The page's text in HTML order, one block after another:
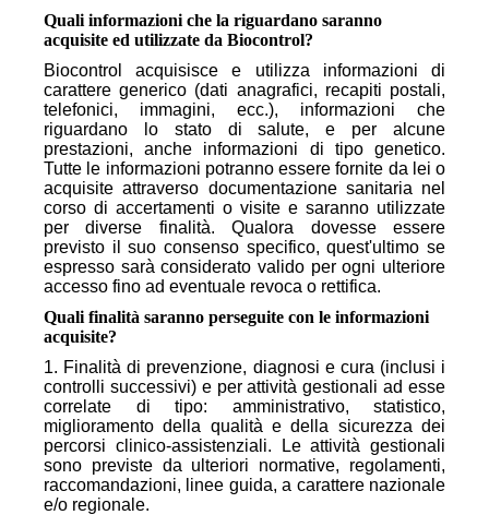
Quali informazioni che la riguardano saranno
acquisite ed utilizzate da Biocontrol?
Biocontrol acquisisce e utilizza informazioni di
carattere generico (dati anagrafici, recapiti postali,
telefonici, immagini, ecc.), informazioni che
riguardano lo stato di salute, e per alcune
prestazioni, anche informazioni di tipo genetico.
Tutte le informazioni potranno essere fornite da lei o
acquisite attraverso documentazione sanitaria nel
corso di accertamenti o visite e saranno utilizzate
per diverse finalità. Qualora dovesse essere
previsto il suo consenso specifico, quest'ultimo se
espresso sarà considerato valido per ogni ulteriore
accesso fino ad eventuale revoca o rettifica.
Quali finalità saranno perseguite con le informazioni
acquisite?
1. Finalità di prevenzione, diagnosi e cura (inclusi i
controlli successivi) e per attività gestionali ad esse
correlate di tipo: amministrativo, statistico,
miglioramento della qualità e della sicurezza dei
percorsi clinico-assistenziali. Le attività gestionali
sono previste da ulteriori normative, regolamenti,
raccomandazioni, linee guida, a carattere nazionale
e/o regionale.